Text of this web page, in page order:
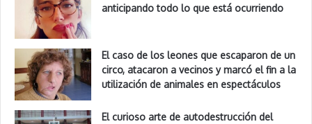
anticipando todo lo que está ocurriendo
El caso de los leones que escaparon de un
circo, atacaron a vecinos y marcó el fin a la
utilización de animales en espectáculos
El curioso arte de autodestrucción del